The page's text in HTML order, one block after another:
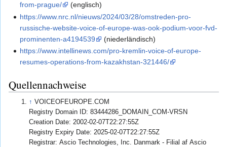
from-prague/
(englisch)
https://www.nrc.nl/nieuws/2024/03/28/omstreden-pro-
russische-website-voice-of-europe-was-ook-podium-voor-fvd-
prominenten-a4194539
(niederländisch)
https://www.intellinews.com/pro-kremlin-voice-of-europe-
resumes-operations-from-kazakhstan-321446/
Quellennachweise
↑ VOICEOFEUROPE.COM
Registry Domain ID: 83444286_DOMAIN_COM-VRSN
Creation Date: 2002-02-07T22:27:55Z
Registry Expiry Date: 2025-02-07T22:27:55Z
Registrar: Ascio Technologies, Inc. Danmark - Filial af Ascio